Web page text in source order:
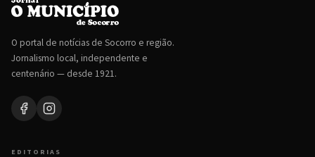
O portal de notícias de Socorro e região.
Jornalismo local, independente e
centenário — desde 1921.
EDITORIAS